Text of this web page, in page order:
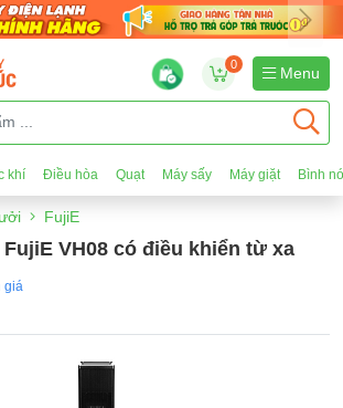
0
Menu
khí Điều hòa Quạt Máy sấy Máy giặt Bình
FujiE
VH08 có điều khiển từ xa
giá